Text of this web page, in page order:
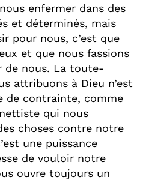
enfermer dans des
et déterminés, mais
pour nous, c’est que
et que nous fassions
de nous. La toute-
attribuons à Dieu n’est
de contrainte, comme
qui nous
choses contre notre
une puissance
de vouloir notre
ouvre toujours un